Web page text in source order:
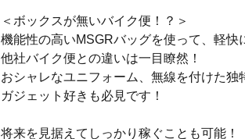
＜ボックスが無いバイク便！？＞
機能性の高いMSGRバッグを使って、軽快
他社バイク便との違いは一目瞭然！
おシャレなユニフォーム、無線を付けた独
ガジェット好きも必見です！
将来を見据えてしっかり稼ぐことも可能！